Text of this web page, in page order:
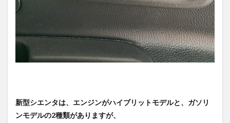
新型シエンタは、エンジンがハイブリットモデルと、ガソリ
ンモデルの2種類がありますが、